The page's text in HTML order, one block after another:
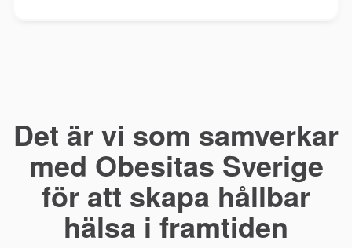
Det är vi som samverkar
med Obesitas Sverige
för att skapa hållbar
hälsa i framtiden